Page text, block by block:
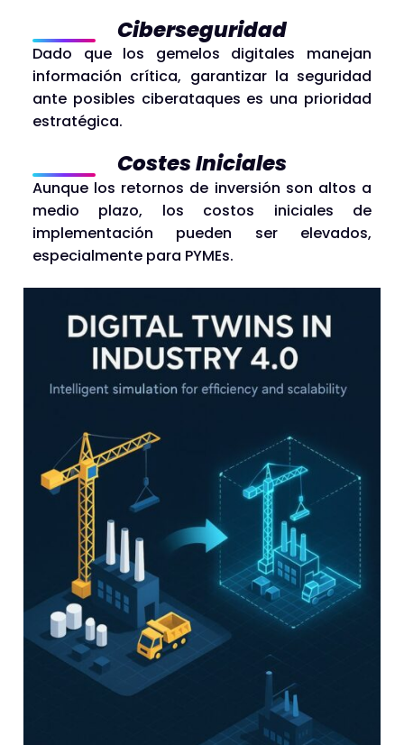
Ciberseguridad
Dado que los gemelos digitales manejan
información crítica, garantizar la seguridad
ante posibles ciberataques es una prioridad
estratégica.
Costes Iniciales
Aunque los retornos de inversión son altos a
medio plazo, los costos iniciales de
implementación pueden ser elevados,
especialmente para PYMEs.